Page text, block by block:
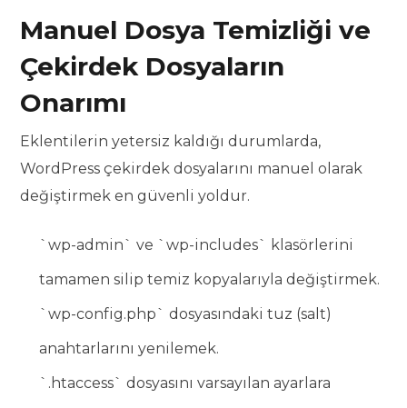
Manuel Dosya Temizliği ve
Çekirdek Dosyaların
Onarımı
Eklentilerin yetersiz kaldığı durumlarda,
WordPress çekirdek dosyalarını manuel olarak
değiştirmek en güvenli yoldur.
`wp-admin` ve `wp-includes` klasörlerini
tamamen silip temiz kopyalarıyla değiştirmek.
`wp-config.php` dosyasındaki tuz (salt)
anahtarlarını yenilemek.
`.htaccess` dosyasını varsayılan ayarlara